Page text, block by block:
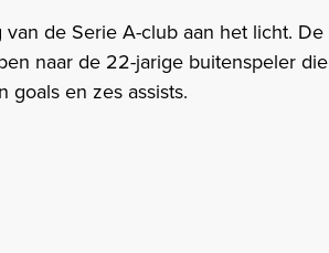
de Serie A-club aan het licht. De
naar de 22-jarige buitenspeler die
en zes assists.